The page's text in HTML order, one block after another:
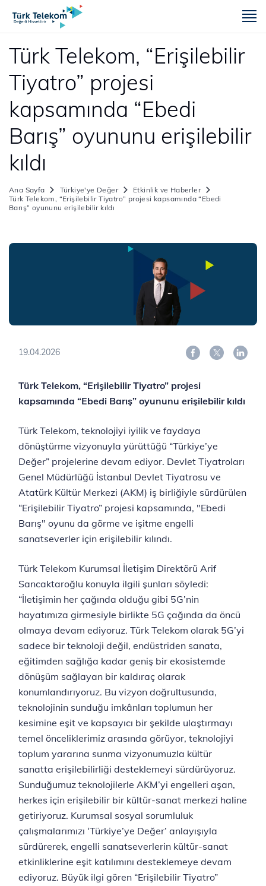
Türk Telekom, “Erişilebilir
Tiyatro” projesi
kapsamında “Ebedi
Barış” oyununu erişilebilir
kıldı
Ana Sayfa Türkiye'ye Değer
Etkinlik ve Haberler
Türk Telekom, “Erişilebilir Tiyatro” projesi kapsamında “Ebedi
Barış” oyununu erişilebilir kıldı
19.04.2026
Türk Telekom, “Erişilebilir Tiyatro” projesi
kapsamında “Ebedi Barış” oyununu erişilebilir kıldı
Türk Telekom, teknolojiyi iyilik ve faydaya
dönüştürme vizyonuyla yürüttüğü “Türkiye’ye
Değer” projelerine devam ediyor. Devlet Tiyatroları
Genel Müdürlüğü İstanbul Devlet Tiyatrosu ve
Atatürk Kültür Merkezi (AKM) iş birliğiyle sürdürülen
“Erişilebilir Tiyatro” projesi kapsamında, "Ebedi
Barış" oyunu da görme ve işitme engelli
sanatseverler için erişilebilir kılındı.
Türk Telekom Kurumsal İletişim Direktörü Arif
Sancaktaroğlu konuyla ilgili şunları söyledi:
“İletişimin her çağında olduğu gibi 5G’nin
hayatımıza girmesiyle birlikte 5G çağında da öncü
olmaya devam ediyoruz. Türk Telekom olarak 5G’yi
sadece bir teknoloji değil, endüstriden sanata,
eğitimden sağlığa kadar geniş bir ekosistemde
dönüşüm sağlayan bir kaldıraç olarak
konumlandırıyoruz. Bu vizyon doğrultusunda,
teknolojinin sunduğu imkânları toplumun her
kesimine eşit ve kapsayıcı bir şekilde ulaştırmayı
temel önceliklerimiz arasında görüyor, teknolojiyi
toplum yararına sunma vizyonumuzla kültür
sanatta erişilebilirliği ‎desteklemeyi sürdürüyoruz.
Sunduğumuz teknolojilerle AKM’yi engelleri aşan,
herkes için erişilebilir bir kültür-sanat ‎merkezi haline
getiriyoruz. Kurumsal sosyal sorumluluk
çalışmalarımızı ‘Türkiye’ye Değer’ anlayışıyla
sürdürerek, engelli sanatseverlerin kültür-sanat
etkinliklerine eşit katılımını desteklemeye devam
ediyoruz. Büyük ilgi gören “Erişilebilir Tiyatro”